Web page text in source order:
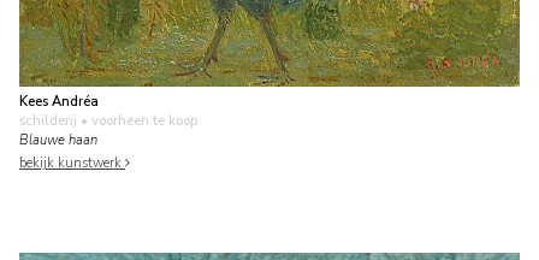
Kees Andréa
schilderij • voorheen te koop
Blauwe haan
bekijk kunstwerk